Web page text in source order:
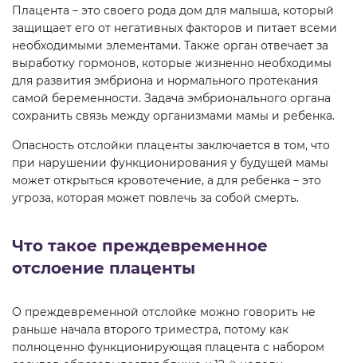
Плацента – это своего рода дом для малыша, который
защищает его от негативных факторов и питает всеми
необходимыми элементами. Также орган отвечает за
выработку гормонов, которые жизненно необходимы
для развития эмбриона и нормального протекания
самой беременности. Задача эмбрионального органа
сохранить связь между организмами мамы и ребенка.
Опасность отслойки плаценты заключается в том, что
при нарушении функционирования у будущей мамы
может открыться кровотечение, а для ребенка – это
угроза, которая может повлечь за собой смерть.
Что такое преждевременное
отслоение плаценты
О преждевременной отслойке можно говорить не
раньше начала второго триместра, потому как
полноценно функционирующая плацента с набором